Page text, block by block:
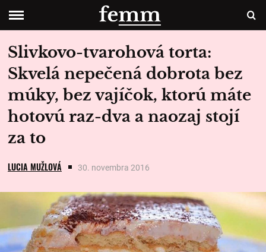
Slivkovo-tvarohová torta:
Skvelá nepečená dobrota bez
múky, bez vajíčok, ktorú máte
hotovú raz-dva a naozaj stojí
za to
LUCIA MUŽLOVÁ 30. novembra 2016